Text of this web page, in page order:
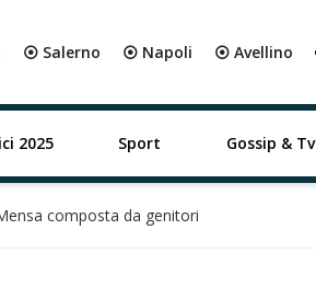
⦿ Salerno ⦿ Napoli ⦿ Avellino
2025 Sport Gossip & Tv
composta da genitori